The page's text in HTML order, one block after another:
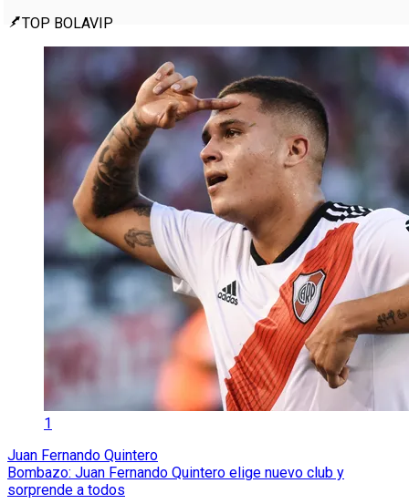
TOP BOLAVIP
1
Juan Fernando Quintero
Bombazo: Juan Fernando Quintero elige nuevo club y
sorprende a todos